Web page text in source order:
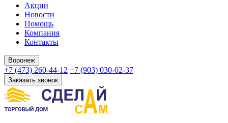
Акции
Новости
Помощь
Компания
Контакты
Воронеж
+7 (473) 260-44-12 +7 (903) 030-02-37
Заказать звонок